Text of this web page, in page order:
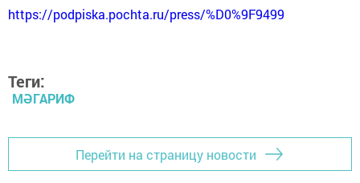
https://podpiska.pochta.ru/press/%D0%9F9499
Теги:
МӘГАРИФ
Перейти на страницу новости